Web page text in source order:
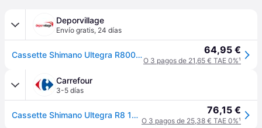
Deporvillage
Envío gratis, 24 días
Cassette Shimano Ultegra R8000 11 velocidades LC - 14-28 - Grey 64,95 €
O 3 pagos de 21,65 € TAE 0%¹
Carrefour
3-5 días
Cassette Shimano Ultegra R8 11v 11 Velocidades Carretera 14-28 76,15 €
O 3 pagos de 25,38 € TAE 0%¹